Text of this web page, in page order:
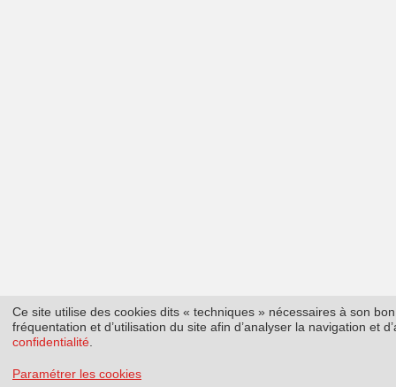
Ce site utilise des cookies dits « techniques » nécessaires à son
fréquentation et d’utilisation du site afin d’analyser la navigation et
confidentialité
Paramétrer les cookies